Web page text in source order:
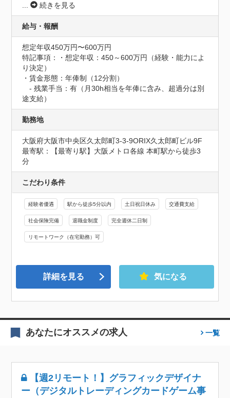
...
続きを見る
給与・報酬
想定年収450万円〜600万円
特記事項：・想定年収：450～600万円（経験・能力によ
り決定）
・賃金形態：年俸制（12分割）
- 残業手当：有（月30h相当を年俸に含み、超過分は別
途支給）
勤務地
大阪府大阪市中央区久太郎町3-3-9ORIX久太郎町ビル9F
最寄駅：【最寄り駅】大阪メトロ各線 本町駅から徒歩3
分
こだわり条件
経験者優遇 駅から徒歩5分以内 土日祝日休み 交通費支給
社会保険完備 退職金制度 完全週休二日制
リモートワーク（在宅勤務）可
詳細を見る 気になる
あなたにオススメの求人 一覧
【週2リモート！】グラフィックデザイナ
ー（デジタルトレーディングカードゲーム事